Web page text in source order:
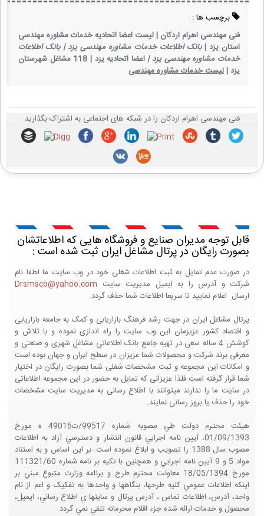
برچسب ها :
فنی مهندسی اهرام اردکان |لیست اعضا اتحادیه خدمات مشاوره مهندسی
استان یزد | بانک اطلاعات خدمات مشاوره مهندسی یزد | بانک اطلاعات
خدمات مشاوره مهندسی یزد | اعضا اتحادیه یزد |
118 مشاغل شهرستان
یزد |لیست خدمات مشاوره مهندسی
فنی مهندسی اهرام اردکان را در شبکه های اجتماعی به اشتراک بگذارید
قابل توجه مدیران صنایع و فروشگاه هایی که اطلاعاتشان
بصورت رایگان در پرتال مشاغل ایران ثبت شده است :
در صورت عدم تمایل به ثبت اطلاعات شغلی خود در وب سایت ما لطفا نام
شرکت و آدرس را به ایمیل مدیریت سایت Drsmsco@yahoo.com
ارسال اعلام نمایید تا سریعا اطلاعات شما حذف گردد.
پرتال مشاغل ایران در جهت رشد فرهنگ بازاریابی و کمک به جامعه بازاریابی
و اقتصاد کشور عزیزمان این وب سایت را راه اندازی نموده و با تلاش و
کوشش 4 ساله سعی در تهیه جامع بانک اطلاعاتی مشاغل شهری و صنعتی و
معرفی برند شرکت و محصولات شما عزیزان در سطح ایران و جهان بوده است
و امکانات این مجموعه و ثبت مشخصات شغلی شما بصورت رایگان در اختیار
شما قرار گرفته است.فلذا عزیزانی که تمایل به حضور در این مجموعه اطلاعاتی
در سایت ما را ندارند میتوانند با اطلاع رسانی به مدیریت سایت مشخصات
خود را حذف یا بروز رسانی نمایند.
هيئت محترم دولت طي مصوبه شماره 99517/ت49016 ه مورخ
01/09/1393، آيين نامه اجرايي قانون انتشار و دسترسي آزاد به اطلاعات
مصوب سال 1388 را تصويب و ابلاغ نموده است. بر اين اساس و به استناد
مواد 5 و 9 آيين نامه اجرايي و همچنين با تکيه بر نامه شماره 111321/60
مورخ 18/05/1394 معاونت محترم طرح و برنامه وزارت متبوع مبني بر
اينکه اطلاعات عمومي کليه طرحها، بنگاهها و واحدها به تفکيک و اعم از نام
واحد، آدرس، اطلاعات تماس ، آدرس پرتال و سايتها ي اطلاع رساني، ايميل،
محصول و خدمات ارائه شده جزء اقلام محرمانه تلقي نمي گردد.